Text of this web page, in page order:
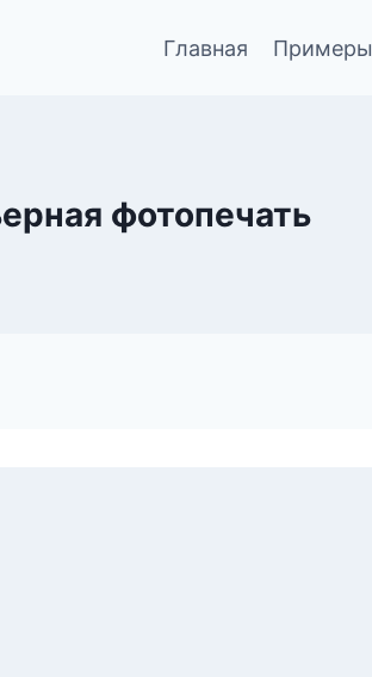
Главная Примеры
фотопечать